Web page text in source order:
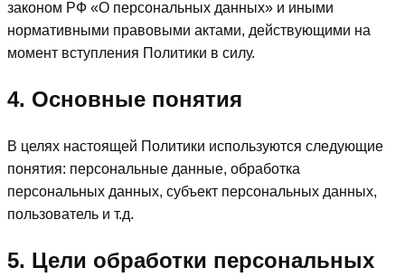
законом РФ «О персональных данных» и иными
нормативными правовыми актами, действующими на
момент вступления Политики в силу.
4. Основные понятия
В целях настоящей Политики используются следующие
понятия: персональные данные, обработка
персональных данных, субъект персональных данных,
пользователь и т.д.
5. Цели обработки персональных